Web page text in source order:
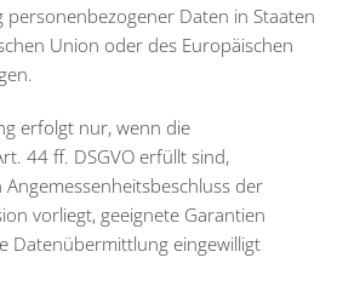
Daten in Staaten
Union oder des Europäischen
erfolgt nur, wenn die
44 ff. DSGVO erfüllt sind,
der
vorliegt, geeignete Garantien
Datenübermittlung eingewilligt